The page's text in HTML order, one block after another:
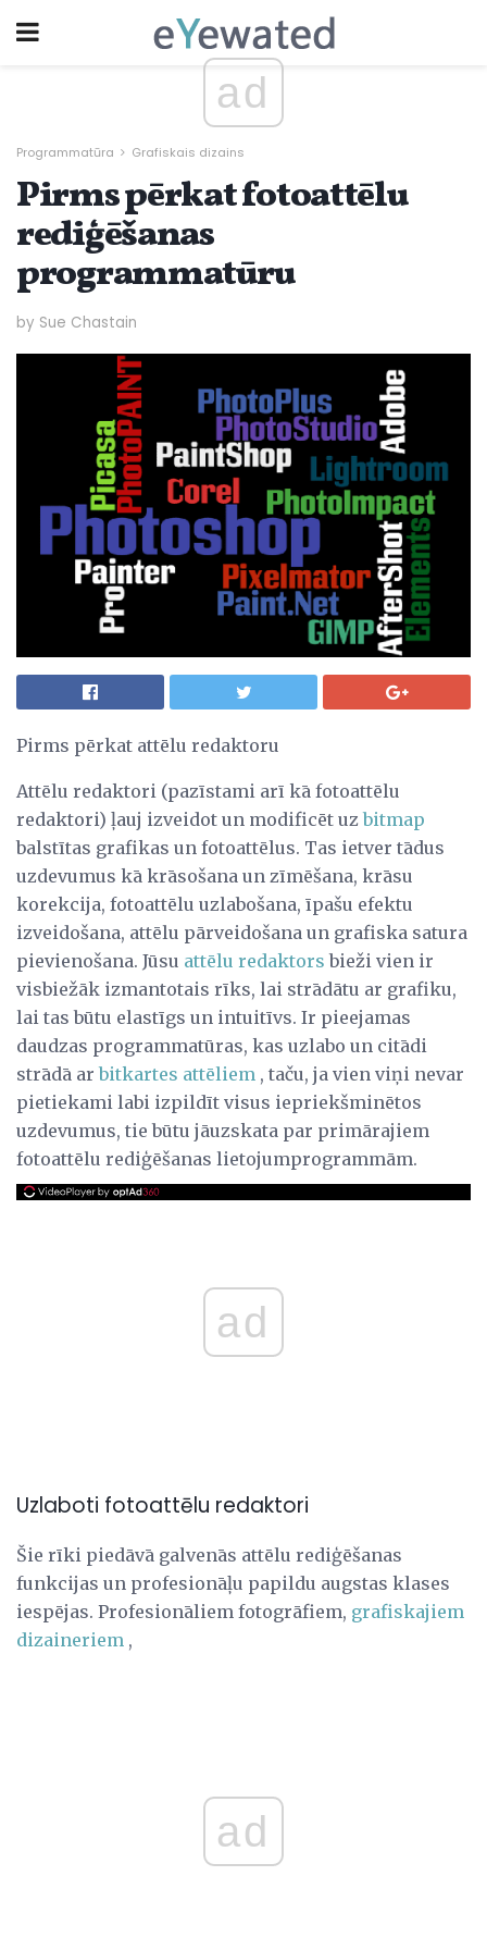
ad
Programmatūra Grafiskais dizains
Pirms pērkat fotoattēlu
rediģēšanas
programmatūru
by Sue Chastain
Pirms pērkat attēlu redaktoru
Attēlu redaktori (pazīstami arī kā fotoattēlu
redaktori) ļauj izveidot un modificēt uzbitmap
balstītas grafikas un fotoattēlus. Tas ietver tādus
uzdevumus kā krāsošana un zīmēšana, krāsu
korekcija, fotoattēlu uzlabošana, īpašu efektu
izveidošana, attēlu pārveidošana un grafiska satura
pievienošana. Jūsu attēlu redaktors bieži vien ir
visbiežāk izmantotais rīks, lai strādātu ar grafiku,
lai tas būtu elastīgs un intuitīvs. Ir pieejamas
daudzas programmatūras, kas uzlabo un citādi
strādā arbitkartes attēliem , taču, ja vien viņi nevar
pietiekami labi izpildīt visus iepriekšminētos
uzdevumus, tie būtu jāuzskata par primārajiem
fotoattēlu rediģēšanas lietojumprogrammām.
ad
Uzlaboti fotoattēlu redaktori
Šie rīki piedāvā galvenās attēlu rediģēšanas
funkcijas un profesionāļu papildu augstas klases
iespējas. Profesionāliem fotogrāfiem, grafiskajiem
dizaineriem ,
ad